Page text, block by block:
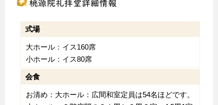
桃源院礼拝堂詳細情報
式場
大ホール：イス160席
小ホール：イス80席
会食
お清め：大ホール： 広間和室定員は54名ほどです。